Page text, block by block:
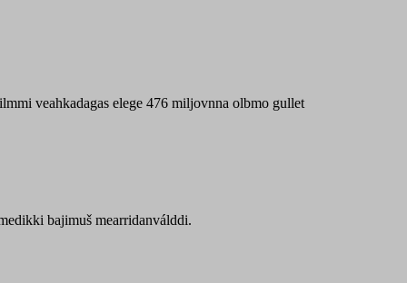
veahkadagas elege 476 miljovnna olbmo gullet
bajimuš mearridanválddi.